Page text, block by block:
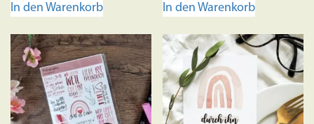
In den Warenkorb In den Warenkorb